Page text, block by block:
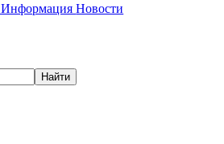
ИнформацияНовости
Найти